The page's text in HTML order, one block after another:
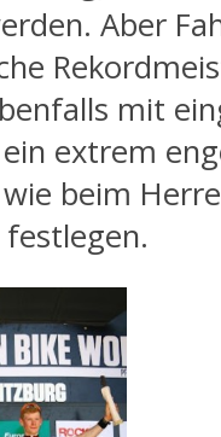
Aber
mit
extrem
beim